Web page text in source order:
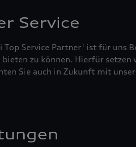
Service
Top Service Partner1
ist für uns
bieten zu können. Hierfür
Sie auch in Zukunft mit